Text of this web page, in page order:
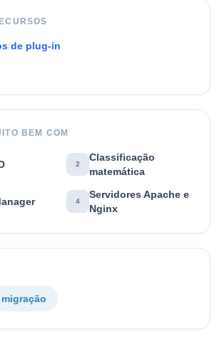
de plug-in
BEM COM
2
Classificação
matemática
4
Servidores Apache e
Nginx